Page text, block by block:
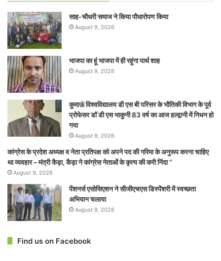
साह-चौधरी समाज ने किया पौधारोपण किया
August 9, 2026
भाजपा का हूं भाजपा में ही रहूंगा पार्थ शाह
August 9, 2026
कुमाऊं विश्वविद्यालय डी एस बी परिसर के भौतिकी विभाग के पूर्व
प्रोफेसर डॉ डी एस भाकुनी 83 वर्ष का आज हल्द्वानी में निधन हो
गया
August 9, 2026
कांग्रेस के प्रदेश अध्यक्ष व नेता प्रतिपक्ष को अपने पद की गरिमा के अनुरूप करना चाहिए
था व्यवहार – मंत्री कैड़ा, कैड़ा ने कांग्रेस नेताओं के कृत्य की करी निंदा “
August 9, 2026
पेंशनर्स एसोसिएशन ने सीजीएचएस डिस्पेंशरी में स्वच्छता
अभियान चलाया
August 9, 2026
Find us on Facebook